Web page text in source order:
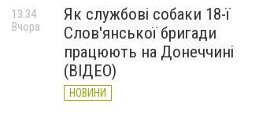
Як службові собаки 18-ї
Слов'янської бригади
працюють на Донеччині
(ВІДЕО)
НОВИНИ
13:34
Вчора